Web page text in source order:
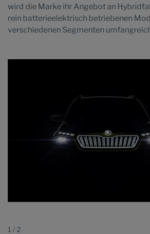
wird die Marke ihr Angebot an
rein batterieelektrisch betriebenen
verschiedenen Segmenten
1 / 2